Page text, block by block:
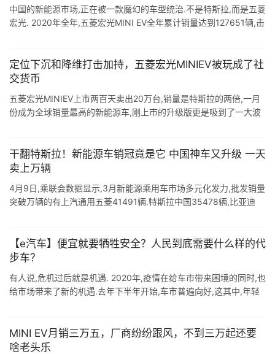
中国的新能源市场,正在被一款魔幻的车型统治.不是特斯拉,而是五菱
宏光. 2020年全年,五菱宏光MINI EV全年累计销量达到127651辆,击
定位下沉和降维打击加持，五菱宏光MINIEV被玩成了社
交货币
五菱宏光MINIEV上市两百天卖出20万台,销量是特斯拉的两倍,一月
份成为全球销量最高的新能源车,刚上市的升级版更是吸到了一大波
干翻特斯拉！新能源车销冠竟是它 中国神车又升级 一天
卖上万辆
4月9日,乘联会数据显示,3月新能源乘用车市场多元化发力,批发销量
突破万辆的有上汽通用五菱41491辆.特斯拉中国35478辆,比亚迪
【e汽车】便宜就要牺牲安全？人民到底需要什么样的代
步车？
有人说,危机过后就是机遇. 2020年,疫情在给车市带来困境的同时,也
给市场带来了新的机遇.去年下半年开始,车市普遍向好,这其中,年轻
MINI EV月销三万五，厂商纷纷跟风，不到三万起还要
啥老头乐